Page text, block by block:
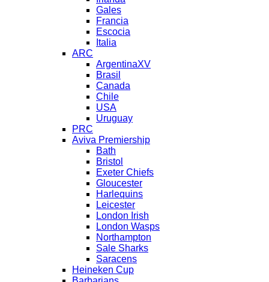
Gales
Francia
Escocia
Italia
ARC
ArgentinaXV
Brasil
Canada
Chile
USA
Uruguay
PRC
Aviva Premiership
Bath
Bristol
Exeter Chiefs
Gloucester
Harlequins
Leicester
London Irish
London Wasps
Northampton
Sale Sharks
Saracens
Heineken Cup